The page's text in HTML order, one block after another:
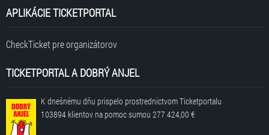
APLIKÁCIE TICKETPORTAL
CheckTicket pre organizátorov
TICKETPORTAL A DOBRÝ ANJEL
K dnešnému dňu prispelo prostredníctvom Ticketportalu
103894 klientov na pomoc sumou 277 424,00 €